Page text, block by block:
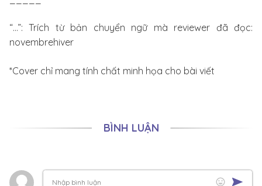
“…”: Trích từ bản chuyển ngữ mà reviewer đã đọc:
novembrehiver
*Cover chỉ mang tính chất minh họa cho bài viết
BÌNH LUẬN